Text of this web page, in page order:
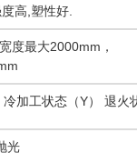
高 塑性好
度最大2000mm，
冷加工状态（Y） 退火
光